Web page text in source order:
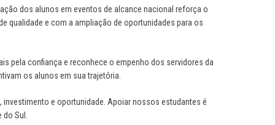
dos alunos em eventos de alcance nacional reforça o
qualidade e com a ampliação de oportunidades para os
pela confiança e reconhece o empenho dos servidores da
os alunos em sua trajetória.
e oportunidade. Apoiar nossos estudantes é
Sul.